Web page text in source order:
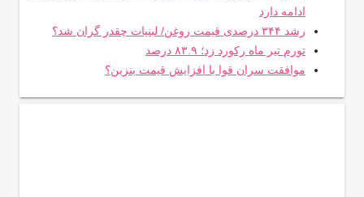
ادامه دارد
رشد ۳۴۴ درصدی قیمت روغن/ لبنیات چقدر گران شد؟
تورم تیر ماه رکورد زد؛ ۸۳.۹ درصد
موافقت سران قوا با افزایش قیمت بنزین؟